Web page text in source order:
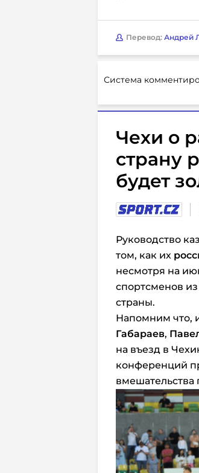
Перевод: Андрей
Система
Чехи о
страну
будет
Руководство
том, как их
несмотря на
спортсменов
страны.
Напомним что,
Габараев,
на въезд в
конференций